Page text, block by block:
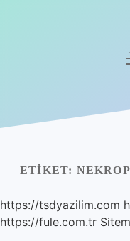
Yasal Uyarı
Hakkımızda
ETIKET:
https://tsdyazilim.com
https://fule.com.tr